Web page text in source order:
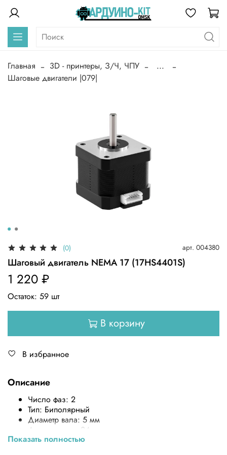
Главная 3D - принтеры, З/Ч, ЧПУ
...
Шаговые двигатели |079|
(0) арт. 004380
Шаговый двигатель NEMA 17 (17HS4401S)
1 220 ₽
Остаток: 59 шт
В корзину
В избранное
Описание
Число фаз: 2
Тип: Биполярный
Диаметр вала: 5 мм
Длинна вала: 24 мм
Высота мотора: 38 мм
Показать полностью